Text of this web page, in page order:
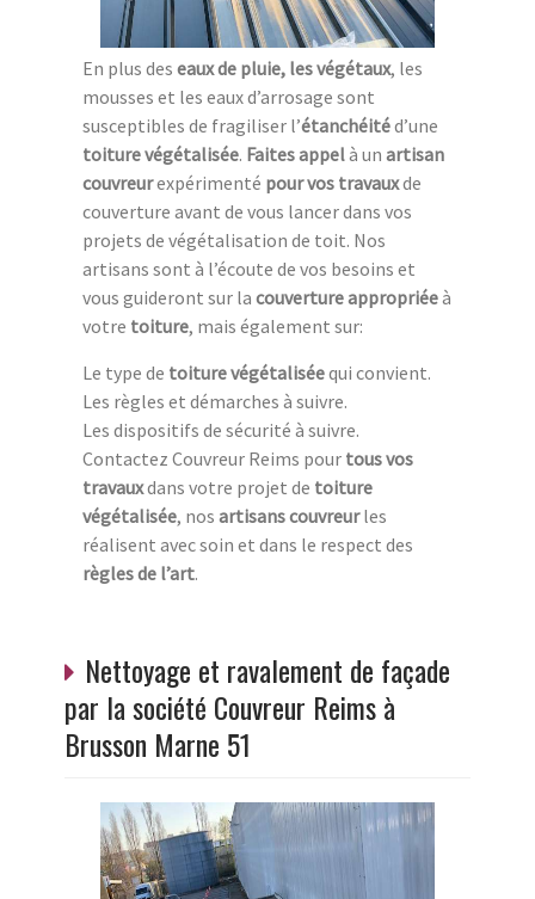
En plus des eaux de pluie, les végétaux, les
mousses et les eaux d’arrosage sont
susceptibles de fragiliser l’étanchéitéd’une
toiture végétalisée. Faites appelà un artisan
couvreurexpérimenté pour vos travauxde
couverture avant de vous lancer dans vos
projets de végétalisation de toit. Nos
artisans sont à l’écoute de vos besoins et
vous guideront sur la couverture appropriéeà
votre toiture, mais également sur:
Le type de toiture végétaliséequi convient.
Les règles et démarches à suivre.
Les dispositifs de sécurité à suivre.
Contactez Couvreur Reims pour tous vos
travauxdans votre projet de toiture
végétalisée, nos artisans couvreurles
réalisent avec soin et dans le respect des
règles de l’art.
Nettoyage et ravalement de façade
par la société Couvreur Reims à
Brusson Marne 51